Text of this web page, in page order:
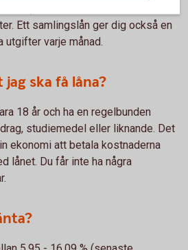
Ett samlingslån ger dig också en
utgifter varje månad.
ska få låna?
18 år och ha en regelbunden
studiemedel eller liknande. Det
ekonomi att betala kostnaderna
lånet. Du får inte ha några